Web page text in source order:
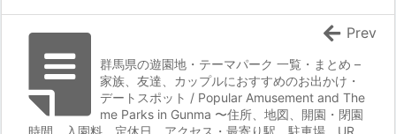
群馬県の遊園地・テーマパーク 一覧・まとめ –
家族、友達、カップルにおすすめのお出かけ・
デートスポット / Popular Amusement and The
me Parks in Gunma 〜住所、地図、開園・閉園
時間、入園料、定休日、アクセス・最寄り駅、駐車場、UR
Prev